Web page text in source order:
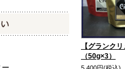
【グランクリ
（50g×3）